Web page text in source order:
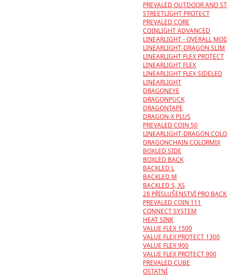
PREVALED OUTDOOR AND
STREETLIGHT PROTECT
PREVALED CORE
COINLIGHT ADVANCED
LINEARLIGHT - OVERALL
LINEARLIGHT-DRAGON SLIM
LINEARLIGHT FLEX PROTECT
LINEARLIGHT FLEX
LINEARLIGHT FLEX SIDELED
LINEARLIGHT
DRAGONEYE
DRAGONPUCK
DRAGONTAPE
DRAGON-X PLUS
PREVALED COIN 50
LINEARLIGHT-DRAGON
DRAGONCHAIN COLORMIX
BOXLED SIDE
BOXLED BACK
BACKLED L
BACKLED M
BACKLED S, XS
28 PŘÍSLUŠENSTVÍ PRO
PREVALED COIN 111
CONNECT SYSTEM
HEAT SINK
VALUE FLEX 1500
VALUE FLEX PROTECT 1300
VALUE FLEX 900
VALUE FLEX PROTECT 900
PREVALED CUBE
OSTATNÍ